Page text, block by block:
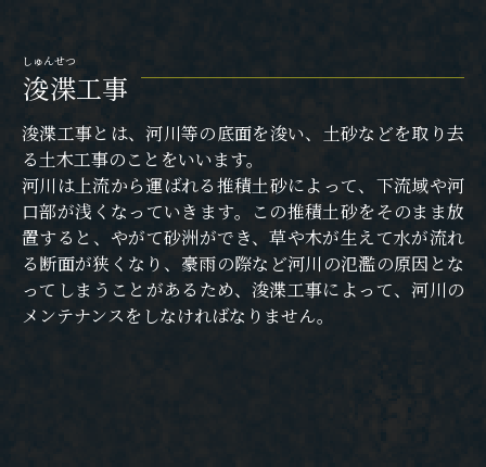
浚渫
しゅんせつ
工事
浚渫工事とは、河川等の底面を浚い、土砂などを取り去
る土木工事のことをいいます。
河川は上流から運ばれる推積土砂によって、下流域や河
口部が浅くなっていきます。この推積土砂をそのまま放
置すると、やがて砂洲ができ、草や木が生えて水が流れ
る断面が狭くなり、豪雨の際など河川の氾濫の原因とな
ってしまうことがあるため、浚渫工事によって、河川の
メンテナンスをしなければなりません。